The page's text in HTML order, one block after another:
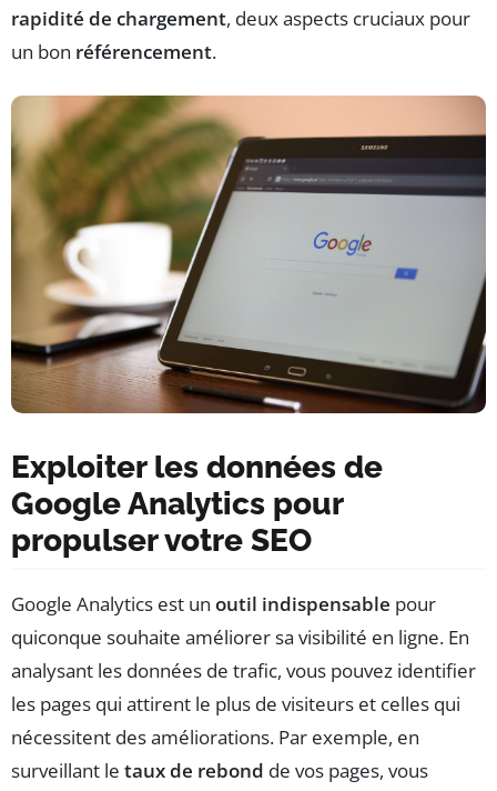
rapidité de chargement, deux aspects cruciaux pour
un bon référencement.
Exploiter les données de
Google Analytics pour
propulser votre SEO
Google Analytics est un outil indispensable pour
quiconque souhaite améliorer sa visibilité en ligne. En
analysant les données de trafic, vous pouvez identifier
les pages qui attirent le plus de visiteurs et celles qui
nécessitent des améliorations. Par exemple, en
surveillant le taux de rebond de vos pages, vous